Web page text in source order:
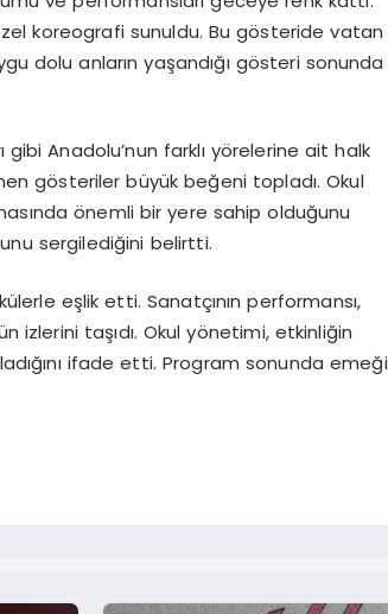
koreografi sunuldu. Bu gösteride vatan
dolu anların yaşandığı gösteri sonunda
Anadolu’nun farklı yörelerine ait halk
gösteriler büyük beğeni topladı. Okul
önemli bir yere sahip olduğunu
sergilediğini belirtti.
eşlik etti. Sanatçının performansı,
izlerini taşıdı. Okul yönetimi, etkinliğin
ifade etti. Program sonunda emeği